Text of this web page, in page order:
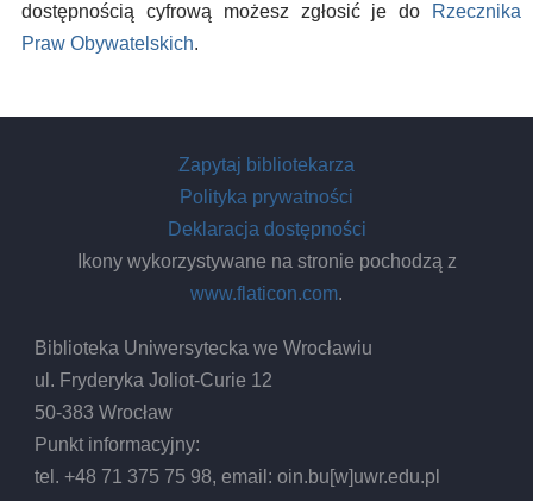
dostępnością cyfrową możesz zgłosić je do
Rzecznika
Praw Obywatelskich.
Zapytaj bibliotekarza
Polityka prywatności
Deklaracja dostępności
Ikony wykorzystywane na stronie pochodzą z
www.flaticon.com.
Biblioteka Uniwersytecka we Wrocławiu
ul. Fryderyka Joliot-Curie 12
50-383 Wrocław
Punkt informacyjny:
tel. +48 71 375 75 98, email:oin.bu[w]uwr.edu.pl